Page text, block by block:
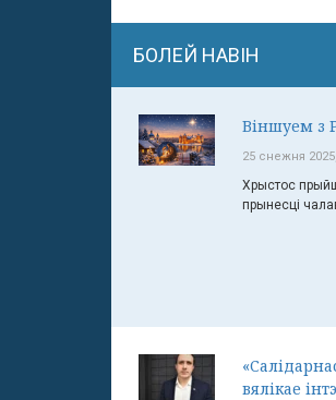
БОЛЕЙ НАВІН
Віншуем з
25 снежня
Хрыстос
прынесці
вялікае